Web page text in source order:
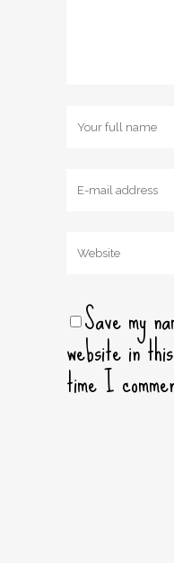
Save my
website in
time I